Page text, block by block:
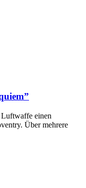
einen
Über mehrere